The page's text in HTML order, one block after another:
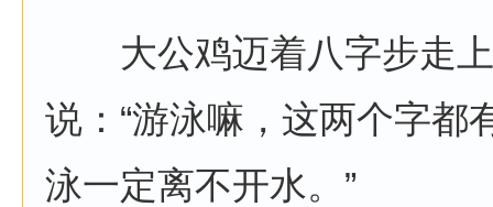
大公鸡迈着八字步走上
说：“游泳嘛，这两个字都
泳一定离不开水。”